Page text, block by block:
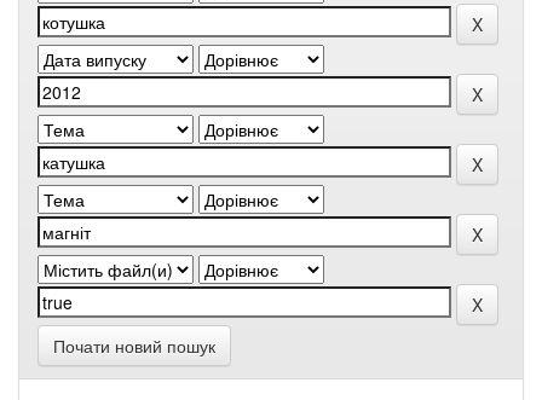
Почати новий пошук